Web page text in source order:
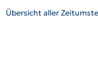
Übersicht aller